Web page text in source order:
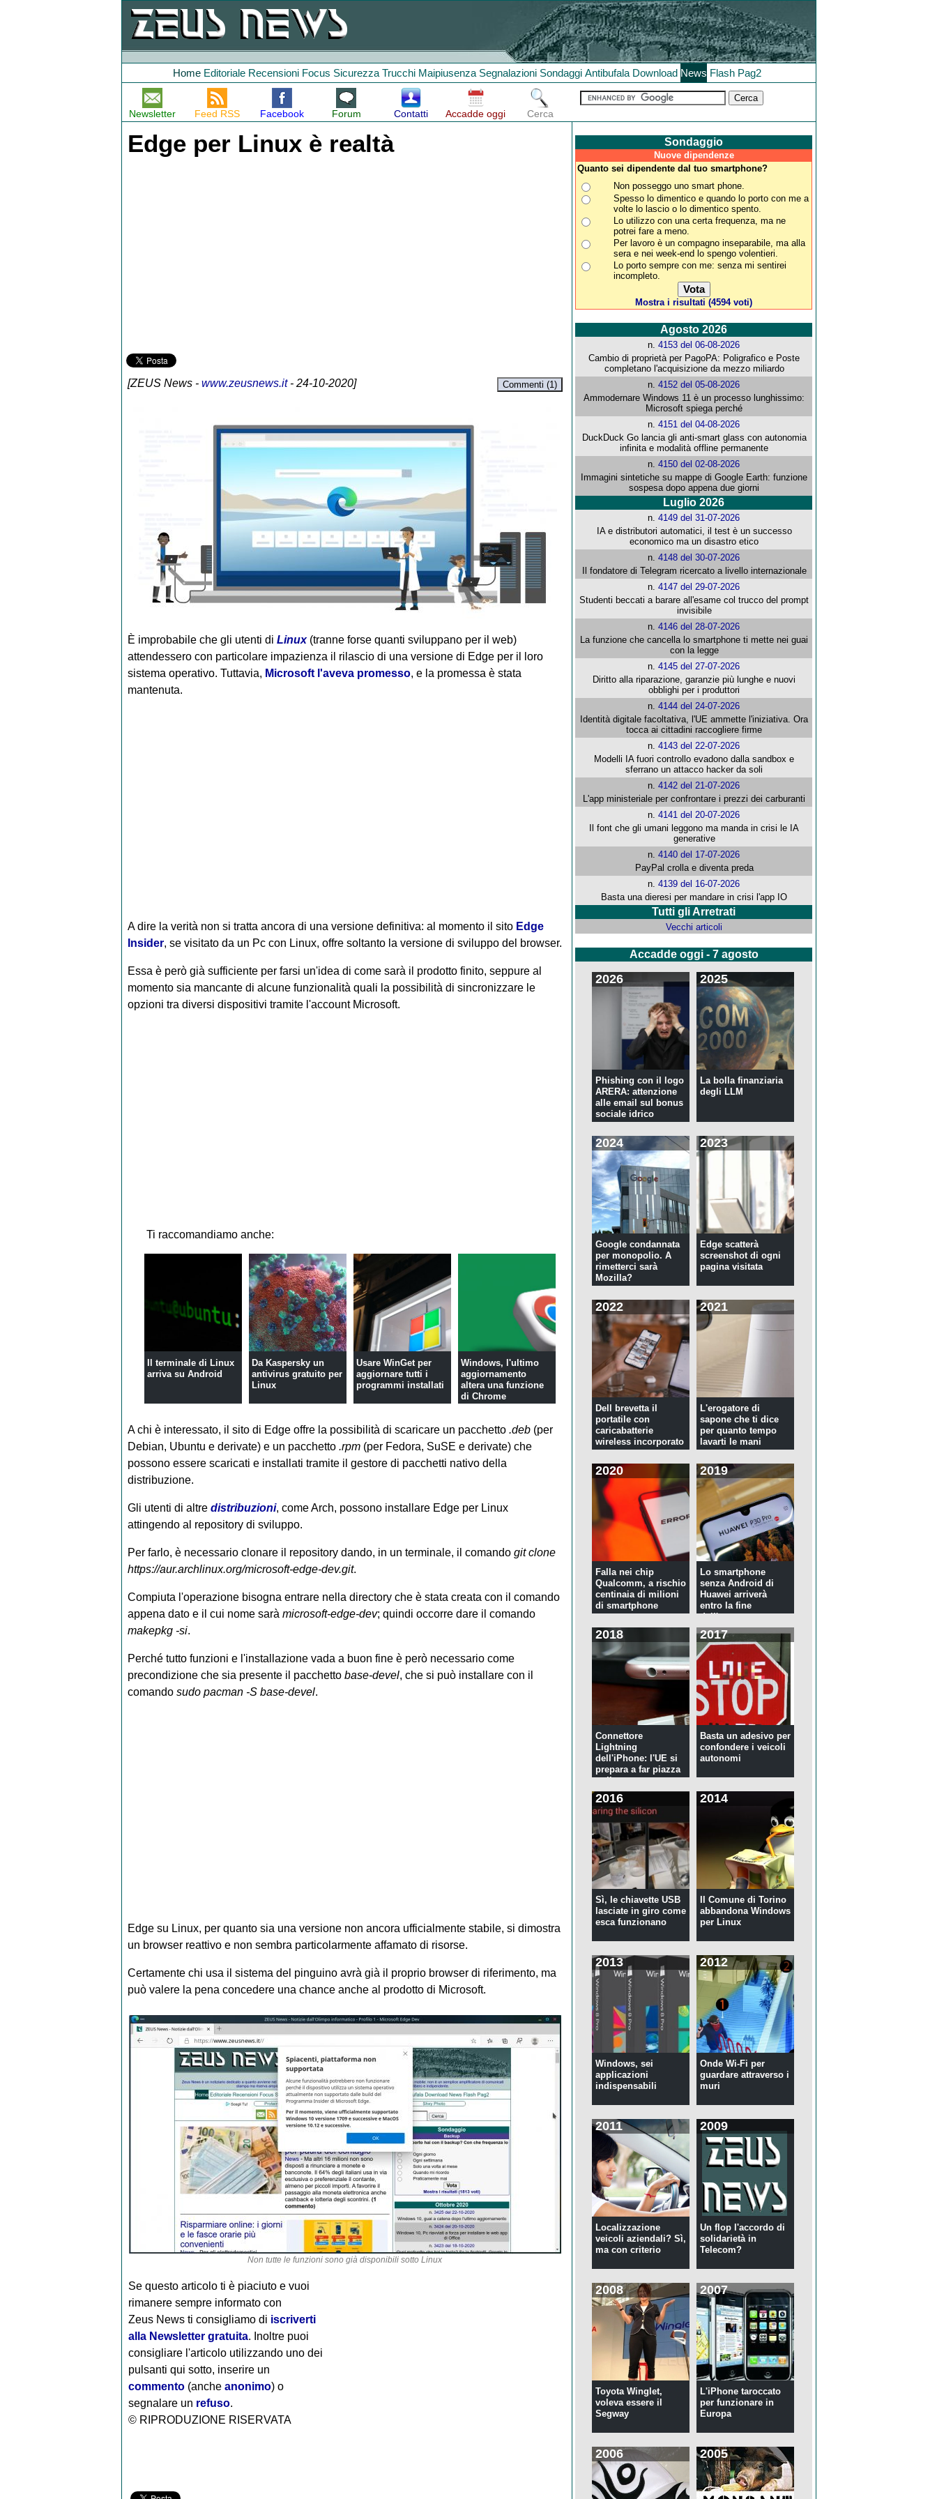
Home Editoriale Recensioni Focus Sicurezza Trucchi Maipiusenza Segnalazioni Sondaggi Antibufala Download News Flash Pag2
Newsletter Feed RSS Facebook Forum Contatti Accadde oggi Cerca
Edge per Linux è realtà
[ZEUS News- www.zeusnews.it- 24-10-2020] Commenti (1)
È improbabile che gli utenti di Linux(tranne forse quanti sviluppano per il web)
attendessero con particolare impazienza il rilascio di una versione di Edge per il loro
sistema operativo. Tuttavia, Microsoft l'aveva promesso, e la promessa è stata
mantenuta.
A dire la verità non si tratta ancora di una versione definitiva: al momento il sito Edge
Insider, se visitato da un Pc con Linux, offre soltanto la versione di sviluppo del browser.
Essa è però già sufficiente per farsi un'idea di come sarà il prodotto finito, seppure al
momento sia mancante di alcune funzionalità quali la possibilità di sincronizzare le
opzioni tra diversi dispositivi tramite l'account Microsoft.
Ti raccomandiamo anche:
Il terminale di Linux
arriva su Android
Da Kaspersky un
antivirus gratuito per
Linux
Usare WinGet per
aggiornare tutti i
programmi installati
Windows, l'ultimo
aggiornamento
altera una funzione
di Chrome
A chi è interessato, il sito di Edge offre la possibilità di scaricare un pacchetto .deb(per
Debian, Ubuntu e derivate) e un pacchetto .rpm(per Fedora, SuSE e derivate) che
possono essere scaricati e installati tramite il gestore di pacchetti nativo della
distribuzione.
Gli utenti di altre distribuzioni, come Arch, possono installare Edge per Linux
attingendo al repository di sviluppo.
Per farlo, è necessario clonare il repository dando, in un terminale, il comando git clone
https://aur.archlinux.org/microsoft-edge-dev.git.
Compiuta l'operazione bisogna entrare nella directory che è stata creata con il comando
appena dato e il cui nome sarà microsoft-edge-dev; quindi occorre dare il comando
makepkg -si.
Perché tutto funzioni e l'installazione vada a buon fine è però necessario come
precondizione che sia presente il pacchetto base-devel, che si può installare con il
comando sudo pacman -S base-devel.
Edge su Linux, per quanto sia una versione non ancora ufficialmente stabile, si dimostra
un browser reattivo e non sembra particolarmente affamato di risorse.
Certamente chi usa il sistema del pinguino avrà già il proprio browser di riferimento, ma
può valere la pena concedere una chance anche al prodotto di Microsoft.
Non tutte le funzioni sono già disponibili sotto Linux
Se questo articolo ti è piaciuto e vuoi
rimanere sempre informato con
Zeus News ti consigliamo di iscriverti
alla Newsletter gratuita. Inoltre puoi
consigliare l'articolo utilizzando uno dei
pulsanti qui sotto, inserire un
commento(anche anonimo) o
segnalare un refuso.
© RIPRODUZIONE RISERVATA
Sondaggio
Nuove dipendenze
Quanto sei dipendente dal tuo smartphone?
Non posseggo uno smart phone.
Spesso lo dimentico e quando lo porto con me a
volte lo lascio o lo dimentico spento.
Lo utilizzo con una certa frequenza, ma ne
potrei fare a meno.
Per lavoro è un compagno inseparabile, ma alla
sera e nei week-end lo spengo volentieri.
Lo porto sempre con me: senza mi sentirei
incompleto.
Mostra i risultati (4594 voti)
Agosto 2026
n.4153 del 06-08-2026
Cambio di proprietà per PagoPA: Poligrafico e Poste
completano l'acquisizione da mezzo miliardo
n.4152 del 05-08-2026
Ammodernare Windows 11 è un processo lunghissimo:
Microsoft spiega perché
n.4151 del 04-08-2026
DuckDuck Go lancia gli anti-smart glass con autonomia
infinita e modalità offline permanente
n.4150 del 02-08-2026
Immagini sintetiche su mappe di Google Earth: funzione
sospesa dopo appena due giorni
Luglio 2026
n.4149 del 31-07-2026
IA e distributori automatici, il test è un successo
economico ma un disastro etico
n.4148 del 30-07-2026
Il fondatore di Telegram ricercato a livello internazionale
n.4147 del 29-07-2026
Studenti beccati a barare all'esame col trucco del prompt
invisibile
n.4146 del 28-07-2026
La funzione che cancella lo smartphone ti mette nei guai
con la legge
n.4145 del 27-07-2026
Diritto alla riparazione, garanzie più lunghe e nuovi
obblighi per i produttori
n.4144 del 24-07-2026
Identità digitale facoltativa, l'UE ammette l'iniziativa. Ora
tocca ai cittadini raccogliere firme
n.4143 del 22-07-2026
Modelli IA fuori controllo evadono dalla sandbox e
sferrano un attacco hacker da soli
n.4142 del 21-07-2026
L'app ministeriale per confrontare i prezzi dei carburanti
n.4141 del 20-07-2026
Il font che gli umani leggono ma manda in crisi le IA
generative
n.4140 del 17-07-2026
PayPal crolla e diventa preda
n.4139 del 16-07-2026
Basta una dieresi per mandare in crisi l'app IO
Tutti gli Arretrati
Vecchi articoli
Accadde oggi - 7 agosto
2026
Phishing con il logo
ARERA: attenzione
alle email sul bonus
sociale idrico
2025
La bolla finanziaria
degli LLM
2024
Google condannata
per monopolio. A
rimetterci sarà
Mozilla?
2023
Edge scatterà
screenshot di ogni
pagina visitata
2022
Dell brevetta il
portatile con
caricabatterie
wireless incorporato
2021
L'erogatore di
sapone che ti dice
per quanto tempo
lavarti le mani
2020
Falla nei chip
Qualcomm, a rischio
centinaia di milioni
di smartphone
2019
Lo smartphone
senza Android di
Huawei arriverà
entro la fine
dell'anno
2018
Connettore
Lightning
dell'iPhone: l'UE si
prepara a far piazza
pulita
2017
Basta un adesivo per
confondere i veicoli
autonomi
2016
Sì, le chiavette USB
lasciate in giro come
esca funzionano
2014
Il Comune di Torino
abbandona Windows
per Linux
2013
Windows, sei
applicazioni
indispensabili
2012
Onde Wi-Fi per
guardare attraverso i
muri
2011
Localizzazione
veicoli aziendali? Sì,
ma con criterio
2009
Un flop l'accordo di
solidarietà in
Telecom?
2008
Toyota Winglet,
voleva essere il
Segway
2007
L'iPhone taroccato
per funzionare in
Europa
2006 2005